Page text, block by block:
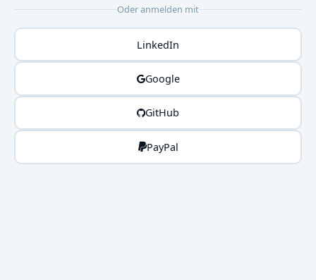
Oder anmelden mit
LinkedIn
Google
GitHub
PayPal